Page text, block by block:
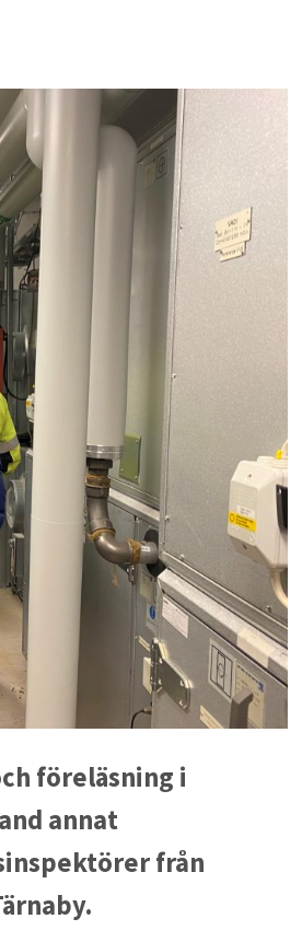
föreläsning i
annat
från